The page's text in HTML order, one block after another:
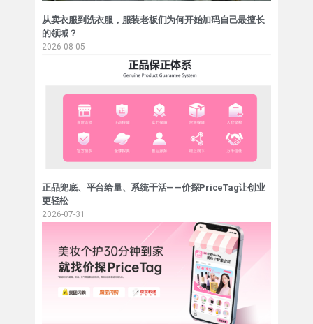
从卖衣服到洗衣服，服装老板们为何开始加码自己最擅长
的领域？
2026-08-05
正品兜底、平台给量、系统干活——价探PriceTag让创业
更轻松
2026-07-31